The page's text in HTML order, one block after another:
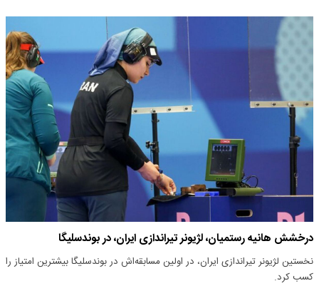
درخشش هانیه رستمیان، لژیونر تیراندازی ایران، در بوندسلیگا
نخستین لژیونر تیراندازی ایران، در اولین مسابقه‌اش در بوندسلیگا بیشترین امتیاز را
کسب کرد.